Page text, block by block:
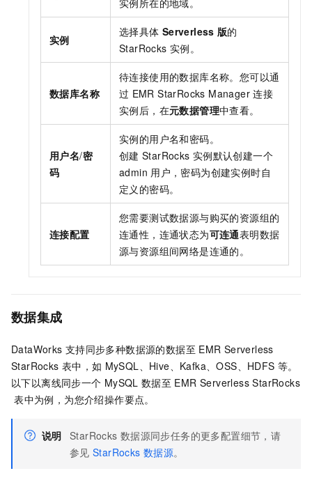
实例
选择具体 Serverless 版的
StarRocks 实例。
数据库名称
待连接使用的数据库名称。您可以通
过 EMR StarRocks Manager 连接
实例后，在元数据管理中查看。
用户名/密
码
实例的用户名和密码。
创建 StarRocks 实例默认创建一个
admin 用户，密码为创建实例时自
定义的密码。
连接配置
您需要测试数据源与购买的资源组的
连通性，连通状态为可连通表明数据
源与资源组间网络是连通的。
数据集成
DataWorks 支持同步多种数据源的数据至 EMR Serverless
StarRocks 表中，如 MySQL、Hive、Kafka、OSS、HDFS 等。
以下以离线同步一个 MySQL 数据至 EMR Serverless StarRocks
表中为例，为您介绍操作要点。
说明 StarRocks 数据源同步任务的更多配置细节，请
参见 StarRocks 数据源。